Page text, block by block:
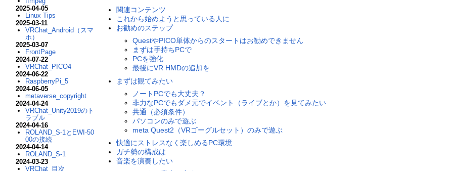
関連コンテンツ
これから始めようと思っている人に
お勧めのステップ
QuestやPICO単体からのスタートはお勧めできません
まずは手持ちPCで
PCを強化
最後にVR HMDの追加を
まずは観てみたい
ノートPCでも大丈夫？
非力なPCでもダメ元でイベント（ライブとか）を見てみたい
共通（必須条件）
パソコンのみで遊ぶ
meta Quest2（VRゴーグルセット）のみで遊ぶ
快適にストレスなく楽しめるPC環境
ガチ勢の構成は
音楽を演奏したい
2025-04-05
Linux Tips
2025-03-11
VRChat_Android（スマ
ホ）
2025-03-07
FrontPage
2024-07-22
VRChat_PICO4
2024-06-22
RaspberryPi_5
2024-06-05
metaverse_copyright
2024-04-24
VRChat_Unity2019のト
ラブル
2024-04-16
ROLAND_S-1とEWI-50
00の接続
2024-04-14
ROLAND_S-1
2024-03-23
VRChat_目次